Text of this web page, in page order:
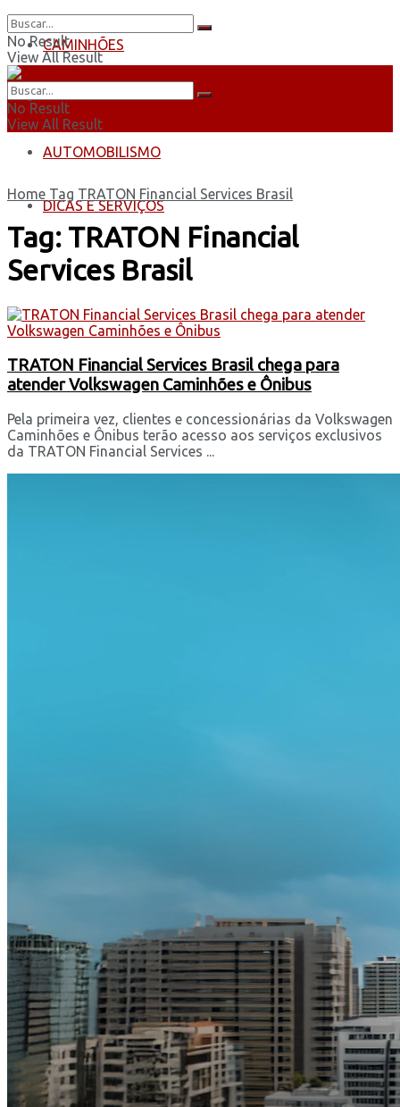
CAMINHÕES
ÔNIBUS
AUTOMOBILISMO
DICAS E SERVIÇOS
No Result
View All Result
No Result
View All Result
Home Tag TRATON Financial Services Brasil
Tag: TRATON Financial
Services Brasil
TRATON Financial Services Brasil chega para
atender Volkswagen Caminhões e Ônibus
Pela primeira vez, clientes e concessionárias da Volkswagen
Caminhões e Ônibus terão acesso aos serviços exclusivos
da TRATON Financial Services ...